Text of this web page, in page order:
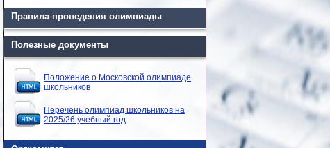
Правила проведения олимпиады
Полезные документы
Положение о Московской олимпиаде
школьников
Перечень олимпиад школьников на
2025/26 учебный год